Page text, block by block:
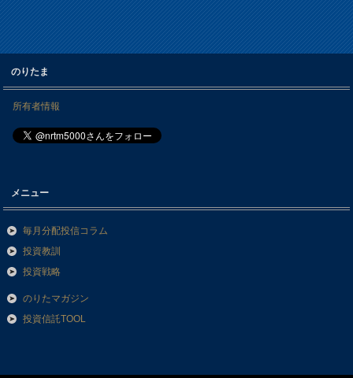
のりたま
所有者情報
メニュー
毎月分配投信コラム
投資教訓
投資戦略
のりたマガジン
投資信託TOOL